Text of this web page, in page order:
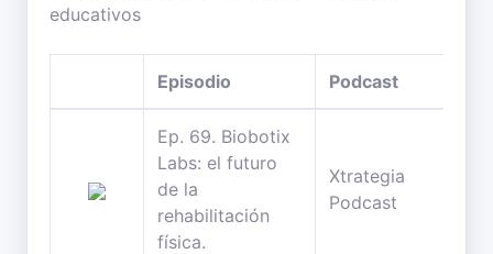
educativos
Episodio Podcast
Ep. 69. Biobotix
Labs: el futuro
de la
rehabilitación
física.
Xtrategia
Podcast